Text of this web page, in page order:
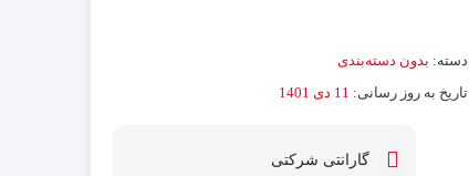
دسته: بدون دسته‌بندی
تاریخ به روز رسانی: 11 دی 1401
گارانتی شرکتی